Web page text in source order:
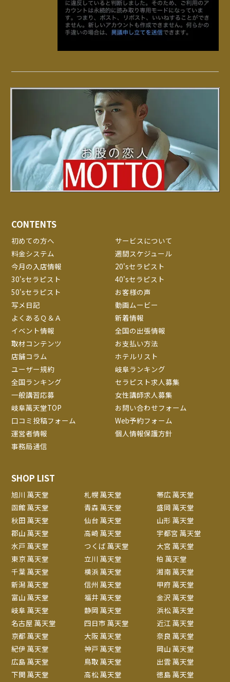
CONTENTS
初めての方へ
サービスについて
料金システム
週間スケジュール
今月の入店情報
20'sセラピスト
30'sセラピスト
40'sセラピスト
50'sセラピスト
お客様の声
写メ日記
動画ムービー
よくあるＱ＆Ａ
新着情報
イベント情報
全国の出張情報
取材コンテンツ
お支払い方法
店舗コラム
ホテルリスト
ユーザー規約
岐阜ランキング
全国ランキング
セラピスト求人募集
一般講習応募
女性講師求人募集
岐阜萬天堂TOP
お問い合わせフォーム
口コミ投稿フォーム
Web予約フォーム
運営者情報
個人情報保護方針
事務局通信
SHOP LIST
旭川 萬天堂 札幌 萬天堂
帯広 萬天堂
函館 萬天堂
青森 萬天堂
盛岡 萬天堂
秋田 萬天堂
仙台 萬天堂
山形 萬天堂
郡山 萬天堂
高崎 萬天堂
宇都宮 萬天堂
水戸 萬天堂
つくば 萬天堂
大宮 萬天堂
東京 萬天堂
立川 萬天堂
柏 萬天堂
千葉 萬天堂
横浜 萬天堂
湘南 萬天堂
新潟 萬天堂
信州 萬天堂
甲府 萬天堂
富山 萬天堂
福井 萬天堂
金沢 萬天堂
岐阜 萬天堂
静岡 萬天堂
浜松 萬天堂
名古屋 萬天堂
四日市 萬天堂
近江 萬天堂
京都 萬天堂
大阪 萬天堂
奈良 萬天堂
紀伊 萬天堂
神戸 萬天堂
岡山 萬天堂
広島 萬天堂
鳥取 萬天堂
出雲 萬天堂
下関 萬天堂
高松 萬天堂
徳島 萬天堂